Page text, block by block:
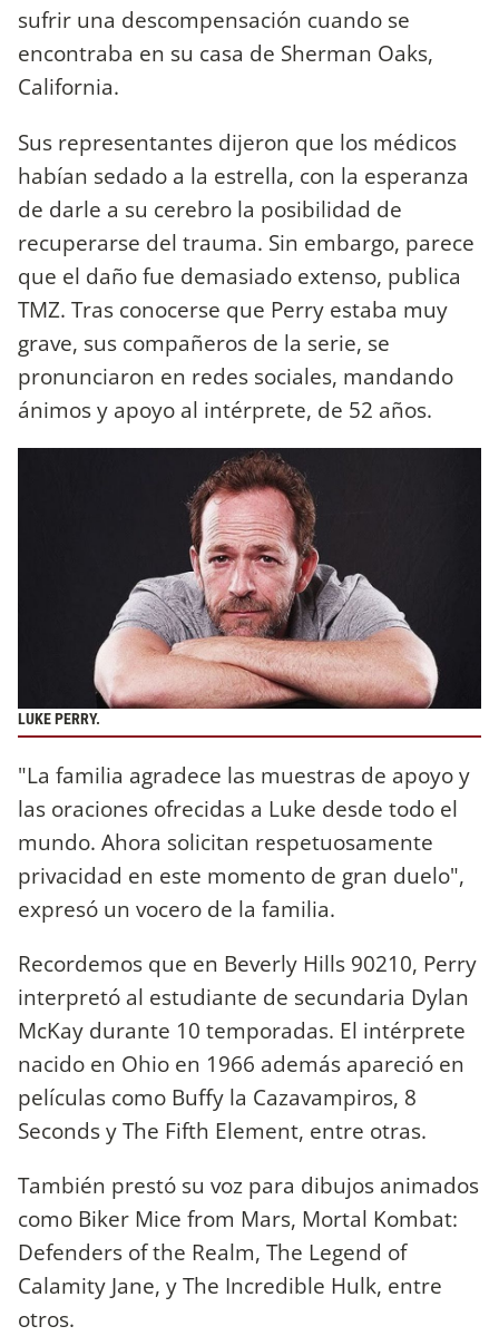
sufrir una descompensación cuando se
encontraba en su casa de Sherman Oaks,
California.
Sus representantes dijeron que los médicos
habían sedado a la estrella, con la esperanza
de darle a su cerebro la posibilidad de
recuperarse del trauma. Sin embargo, parece
que el daño fue demasiado extenso, publica
TMZ. Tras conocerse que Perry estaba muy
grave, sus compañeros de la serie, se
pronunciaron en redes sociales, mandando
ánimos y apoyo al intérprete, de 52 años.
LUKE PERRY.
"La familia agradece las muestras de apoyo y
las oraciones ofrecidas a Luke desde todo el
mundo. Ahora solicitan respetuosamente
privacidad en este momento de gran duelo",
expresó un vocero de la familia.
Recordemos que en Beverly Hills 90210, Perry
interpretó al estudiante de secundaria Dylan
McKay durante 10 temporadas. El intérprete
nacido en Ohio en 1966 además apareció en
películas como Buffy la Cazavampiros, 8
Seconds y The Fifth Element, entre otras.
También prestó su voz para dibujos animados
como Biker Mice from Mars, Mortal Kombat:
Defenders of the Realm, The Legend of
Calamity Jane, y The Incredible Hulk, entre
otros.